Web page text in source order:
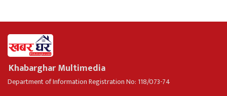
Khabarghar Multimedia
Department of Information Registration No: 118/073-74